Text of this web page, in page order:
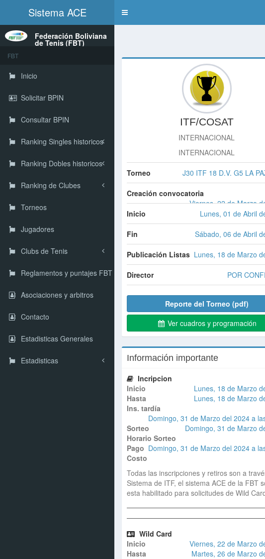
Sistema ACE
Toggle
Federación Boliviana
de Tenis (FBT)
FBT
Inicio
Solicitar BPIN
Consultar BPIN
Ranking Singles historicos
Ranking Dobles historicos
Ranking de Clubes
Torneos
Jugadores
Clubs de Tenis
Reglamentos y puntajes FBT
Asociaciones y arbitros
Contacto
Estadisticas Generales
Estadisticas
ITF/COSAT
INTERNACIONAL
INTERNACIONAL
Torneo J30 ITF 18 D.V. G5 LA
Creación convocatoria
Viernes, 22 de Marzo
Inicio
Lunes, 01 de Abril
Fin Sábado, 06 de Abril
Publicación Listas Lunes, 18 de Marzo
Director POR
Reporte del Torneo (pdf)
Ver cuadros y programación
Información importante
Incripcion
Inicio
Lunes, 18 de Marzo
Hasta
Lunes, 18 de Marzo
Ins. tardía
Domingo, 31 de Marzo del 2024 a
Sorteo
Domingo, 31 de Marzo
Horario Sorteo
Pago Domingo, 31 de Marzo del 2024 a
Costo
Todas las inscripciones y retiros son a
Sistema de ITF, el sistema ACE de la FBT
esta habilitado para solicitudes de Wild
Wild Card
Inicio
Viernes, 22 de Marzo
Hasta
Martes, 26 de Marzo